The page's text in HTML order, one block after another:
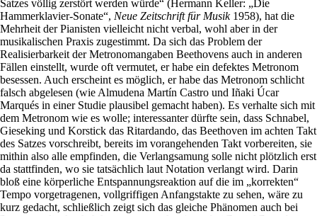
Satzes völlig zerstört werden würde“ (Hermann Keller: „Die
Hammerklavier-Sonate“, Neue Zeitschrift für Musik1958), hat die
Mehrheit der Pianisten vielleicht nicht verbal, wohl aber in der
musikalischen Praxis zugestimmt. Da sich das Problem der
Realisierbarkeit der Metronomangaben Beethovens auch in anderen
Fällen einstellt, wurde oft vermutet, er habe ein defektes Metronom
besessen. Auch erscheint es möglich, er habe das Metronom schlicht
falsch abgelesen (wie Almudena Martín Castro und Iñaki Úcar
Marqués in einer Studie plausibel gemacht haben). Es verhalte sich mit
dem Metronom wie es wolle; interessanter dürfte sein, dass Schnabel,
Gieseking und Korstick das Ritardando, das Beethoven im achten Takt
des Satzes vorschreibt, bereits im vorangehenden Takt vorbereiten, sie
mithin also alle empfinden, die Verlangsamung solle nicht plötzlich erst
da stattfinden, wo sie tatsächlich laut Notation verlangt wird. Darin
bloß eine körperliche Entspannungsreaktion auf die im „korrekten“
Tempo vorgetragenen, vollgriffigen Anfangstakte zu sehen, wäre zu
kurz gedacht, schließlich zeigt sich das gleiche Phänomen auch bei